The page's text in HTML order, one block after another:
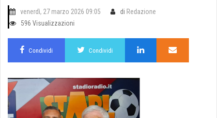
venerdì, 27 marzo 2026 09:05 di Redazione
596 Visualizzazioni
Condividi Condividi